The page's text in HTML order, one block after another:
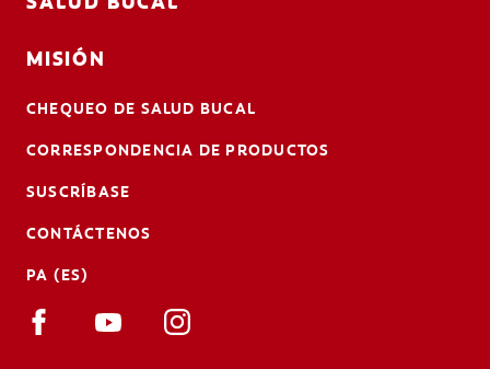
MISIÓN
CHEQUEO DE SALUD BUCAL
CORRESPONDENCIA DE PRODUCTOS
SUSCRÍBASE
CONTÁCTENOS
PA (ES)